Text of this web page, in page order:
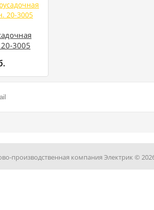
3005
производственная компания Электрик ©